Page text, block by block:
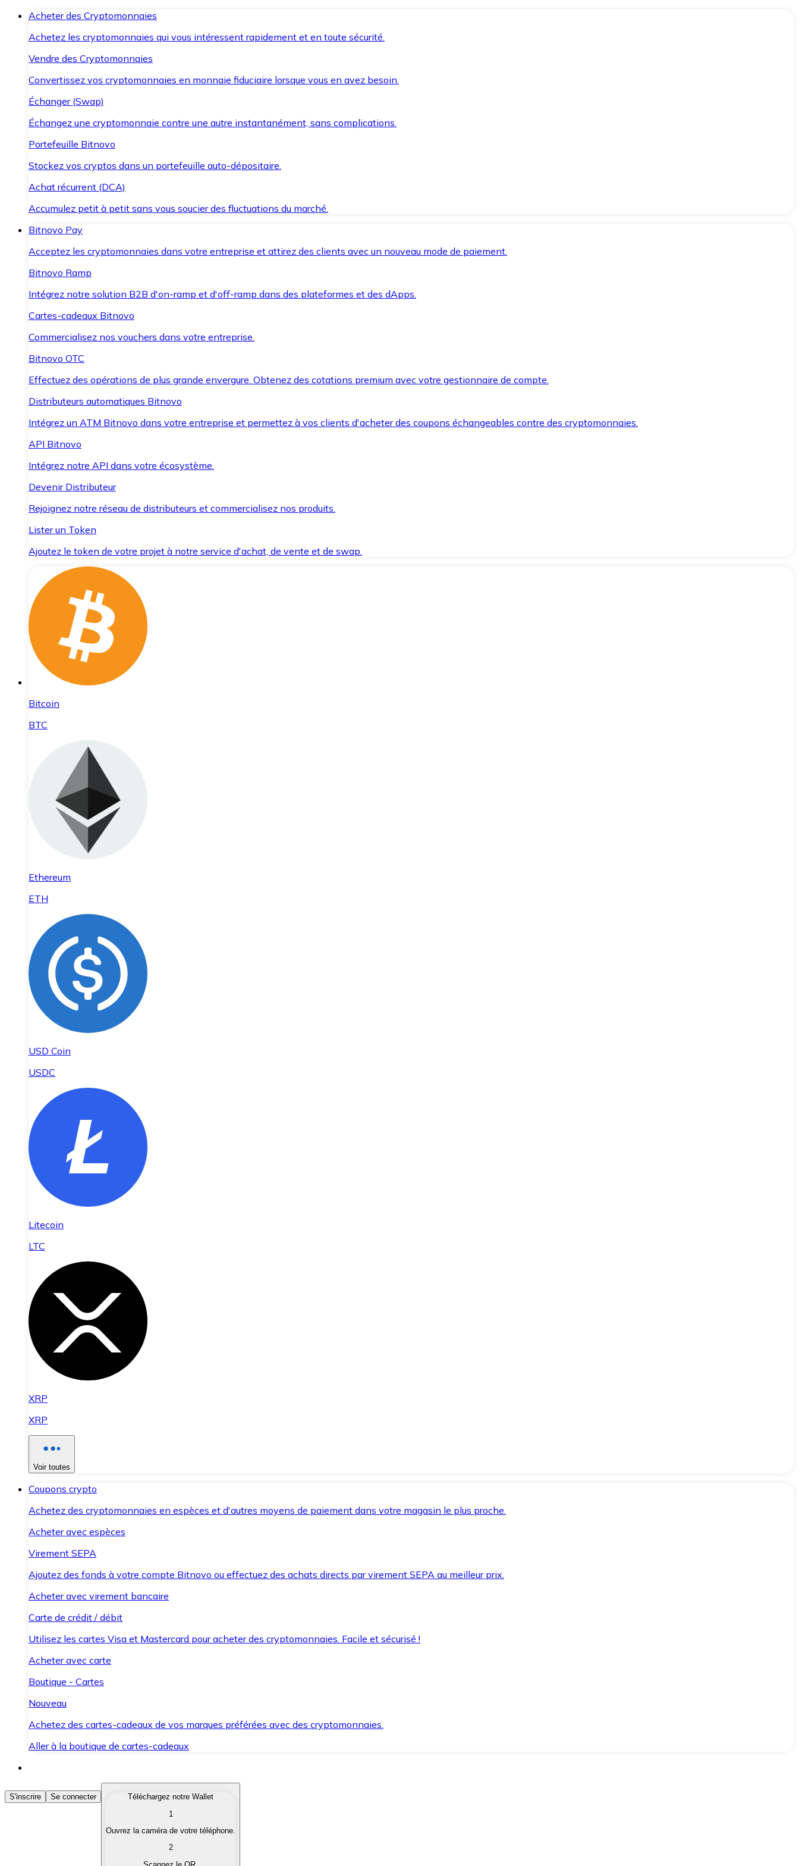
Acheter des Cryptomonnaies
Achetez les cryptomonnaies qui vous intéressent rapidement et en toute sécurité.
Vendre des Cryptomonnaies
Convertissez vos cryptomonnaies en monnaie fiduciaire lorsque vous en avez besoin.
Échanger (Swap)
Échangez une cryptomonnaie contre une autre instantanément, sans complications.
Portefeuille Bitnovo
Stockez vos cryptos dans un portefeuille auto-dépositaire.
Achat récurrent (DCA)
Accumulez petit à petit sans vous soucier des fluctuations du marché.
Bitnovo Pay
Acceptez les cryptomonnaies dans votre entreprise et attirez des clients avec un nouveau mode de paiement.
Bitnovo Ramp
Intégrez notre solution B2B d'on-ramp et d'off-ramp dans des plateformes et des dApps.
Cartes-cadeaux Bitnovo
Commercialisez nos vouchers dans votre entreprise.
Bitnovo OTC
Effectuez des opérations de plus grande envergure. Obtenez des cotations premium avec votre gestionnaire de compte.
Distributeurs automatiques Bitnovo
Intégrez un ATM Bitnovo dans votre entreprise et permettez à vos clients d'acheter des coupons échangeables contre des cryptomonnaies.
API Bitnovo
Intégrez notre API dans votre écosystème.
Devenir Distributeur
Rejoignez notre réseau de distributeurs et commercialisez nos produits.
Lister un Token
Ajoutez le token de votre projet à notre service d'achat, de vente et de swap.
Bitcoin
BTC
Ethereum
ETH
USD Coin
USDC
Litecoin
LTC
XRP
XRP
Voir toutes
Coupons crypto
Achetez des cryptomonnaies en espèces et d'autres moyens de paiement dans votre magasin le plus proche.
Acheter avec espèces
Virement SEPA
Ajoutez des fonds à votre compte Bitnovo ou effectuez des achats directs par virement SEPA au meilleur prix.
Acheter avec virement bancaire
Carte de crédit / débit
Utilisez les cartes Visa et Mastercard pour acheter des cryptomonnaies. Facile et sécurisé !
Acheter avec carte
Boutique - Cartes
Nouveau
Achetez des cartes-cadeaux de vos marques préférées avec des cryptomonnaies.
Aller à la boutique de cartes-cadeaux
Acheter des Cryptomonnaies
Achetez les cryptomonnaies qui vous intéressent rapidement et en toute sécurité.
Convertissez vos cryptomonnaies en monnaie fiduciaire lorsque vous en avez besoin.
S'inscrire Se connecter
Téléchargez notre Wallet
1
Ouvrez la caméra de votre téléphone.
2